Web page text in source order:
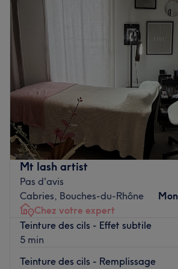
Mercredi
Samedi
Dimanche
Bienvenue chez Parenthèse d'Eden situé
Collongue. Oubliez vos soucis du
temps de reposer votre corps et votre
prestations sur mesure adaptées à vos
Transport public le plus proche
Le salon est situé à quatre minutes de
Cours des Héros.
L’équipe
Céline est aux petits soins pour sa
Mt lash artist
Pas d'avis
Cabries, Bouches-du-Rhône
Chez votre expert
Teinture des cils - Effet subtile
5 min
Teinture des cils - Remplissage